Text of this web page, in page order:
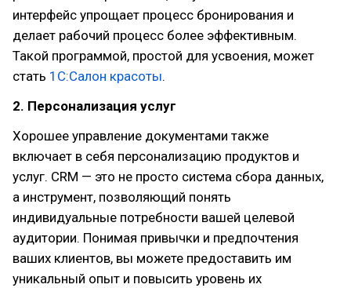
интерфейс упрощает процесс бронирования и
делает рабочий процесс более эффективным.
Такой программой, простой для усвоения, может
стать 1С:Салон красоты.
2. Персонализация услуг
Хорошее управление документами также
включает в себя персонализацию продуктов и
услуг. CRM — это не просто система сбора данных,
а инструмент, позволяющий понять
индивидуальные потребности вашей целевой
аудитории. Понимая привычки и предпочтения
ваших клиентов, вы можете предоставить им
уникальный опыт и повысить уровень их